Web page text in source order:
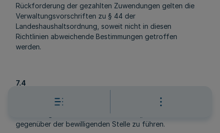
Rückforderung der gezahlten Zuwendungen gelten die
Verwaltungsvorschriften zu § 44 der
Landeshaushaltsordnung, soweit nicht in diesen
Richtlinien abweichende Bestimmungen getroffen
werden.
7.4
Verwendung der Anlage 4 zu Nummer 10.3
Verwaltungsvorschrift für Gemeinden „Grundmuster 3“
gegenüber der bewilligenden Stelle zu führen.